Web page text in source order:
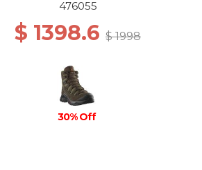
476055
$ 1398.6 $ 1998
30% Off